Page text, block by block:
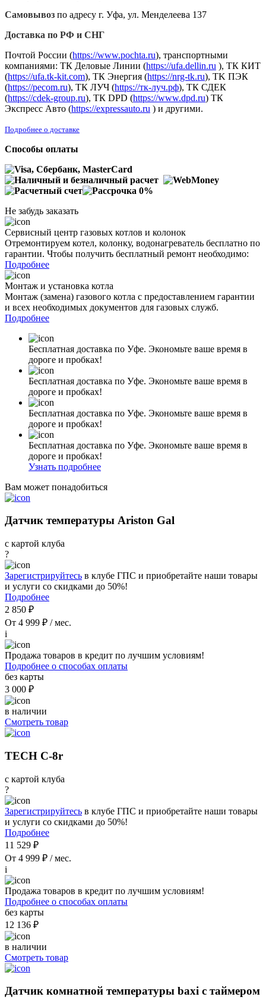
Самовывоз по адресу г. Уфа, ул. Менделеева 137
Доставка по РФ и СНГ
Почтой России (https://www.pochta.ru), транспортными
компаниями: ТК Деловые Линии (https://ufa.dellin.ru ), ТК КИТ
(https://ufa.tk-kit.com), ТК Энергия (https://nrg-tk.ru), ТK ПЭК
(https://pecom.ru), ТК ЛУЧ (https://тк-луч.рф), ТК СДЕК
(https://cdek-group.ru), ТК DPD (https://www.dpd.ru) ТК
Экспресс Авто (https://expressauto.ru ) и другими.
Подробнее о доставке
Способы оплаты
Не забудь заказать
Сервисный центр газовых котлов и колонок
Отремонтируем котел, колонку, водонагреватель бесплатно по
гарантии. Чтобы получить бесплатный ремонт необходимо:
Подробнее
Монтаж и установка котла
Монтаж (замена) газового котла с предоставлением гарантии
и всех необходимых документов для газовых служб.
Подробнее
Бесплатная доставка по Уфе. Экономьте ваше время в
дороге и пробках!
Бесплатная доставка по Уфе. Экономьте ваше время в
дороге и пробках!
Бесплатная доставка по Уфе. Экономьте ваше время в
дороге и пробках!
Бесплатная доставка по Уфе. Экономьте ваше время в
дороге и пробках!
Узнать подробнее
Вам может понадобиться
Датчик температуры Ariston Gal
с картой клуба
?
Зарегистрируйтесь в клубе ГПС и приобретайте наши товары
и услуги со скидками до 50%!
Подробнее
2 850 ₽
От 4 999 ₽ / мес.
i
Продажа товаров в кредит по лучшим условиям!
Подробнее о способах оплаты
без карты
3 000 ₽
в наличии
Смотреть товар
TECH C-8r
с картой клуба
?
Зарегистрируйтесь в клубе ГПС и приобретайте наши товары
и услуги со скидками до 50%!
Подробнее
11 529 ₽
От 4 999 ₽ / мес.
i
Продажа товаров в кредит по лучшим условиям!
Подробнее о способах оплаты
без карты
12 136 ₽
в наличии
Смотреть товар
Датчик комнатной температуры baxi с таймером